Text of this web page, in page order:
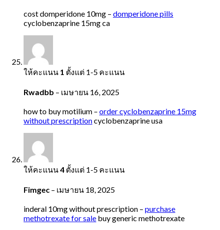
cost domperidone 10mg – domperidone pills
cyclobenzaprine 15mg ca
ให้คะแนน 1 ตั้งแต่ 1-5 คะแนน
Rwadbb – เมษายน 16, 2025
how to buy motilium – order cyclobenzaprine 15mg
without prescriptioncyclobenzaprine usa
ให้คะแนน4 ตั้งแต่ 1-5 คะแนน
Fimgec – เมษายน 18, 2025
inderal 10mg without prescription – purchase
methotrexate for sale buy generic methotrexate